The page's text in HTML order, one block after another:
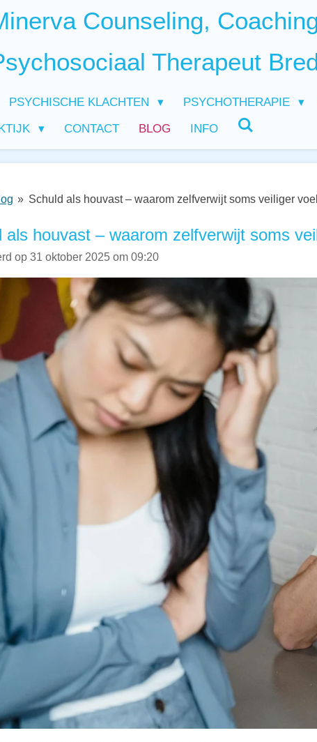
Counseling,
Therapeut
PSYCHISCHE KLACHTEN PSYCHOTHERAPIE
CONTACT BLOG INFO
» Schuld als houvast – waarom zelfverwijt soms veiliger
als houvast – waarom zelfverwijt soms
op 31 oktober 2025 om 09:20